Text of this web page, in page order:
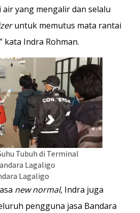
yang mengalir dan selalu
untuk memutus mata rantai
kata Indra Rohman.
Tubuh di Terminal
Lagaligo
Lagaligo
new normal, Indra juga
pengguna jasa Bandara